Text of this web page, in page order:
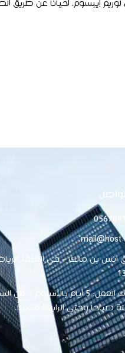
أحياناً عن طريق
أنس بن مالك - حي الملقا,
أوقات العمل: 5 أيام بالأسبوع - من
صباحاً وحتى الرابعة مساءاً.